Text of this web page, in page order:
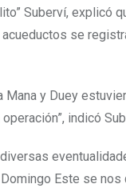
Suberví,
se
y Duey
indicó
Este se